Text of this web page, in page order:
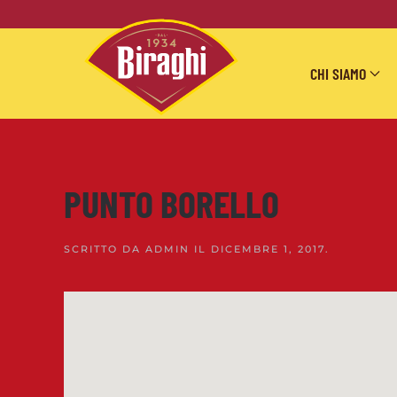
Skip to main content
CHI SIAMO
PUNTO BORELLO
SCRITTO DA ADMIN IL DICEMBRE 1, 2017.